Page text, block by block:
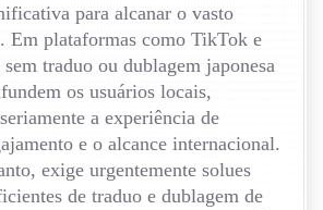
para alcanar o vasto
Em plataformas como TikTok e
traduo ou dublagem japonesa
os usuários locais,
a experiência de
e o alcance internacional.
exige urgentemente solues
de traduo e dublagem de